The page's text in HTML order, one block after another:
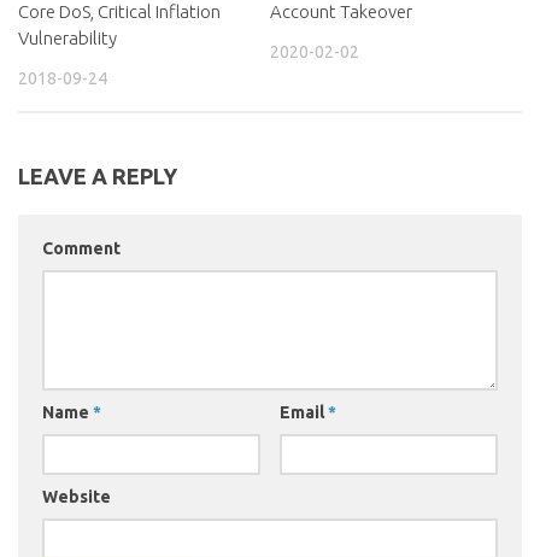
Core DoS, Critical Inflation
Vulnerability
2018-09-24
Account Takeover
2020-02-02
LEAVE A REPLY
Comment
Name * Email*
Website